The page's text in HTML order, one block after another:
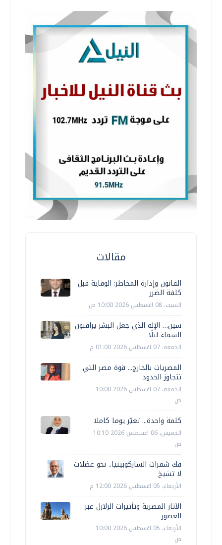
مقالات
القانون وإدارة المخاطر: الوقاية قبل
كلفة الضرر
السبت، 08 اغسطس 2026 10:00 ص
سين… الإله الذي جعل البشر يراقبون
السماء ليلًا
الجمعة، 07 اغسطس 2026 01:00 م
المصريات بالخارج... قوة مصر التي
تتجاوز الحدود
الجمعة، 07 اغسطس 2026 10:00
ص
كلمة واحدة... تغيّر يوما كاملا
الخميس، 06 اغسطس 2026 10:10
ص
فك شفرات الساركوبينيا.. نحو عضلات
لا تشيخ
الأربعاء، 05 اغسطس 2026 12:00 م
الآثار المصرية وتأثيرات الزلازل عبر
العصور
الأربعاء، 05 اغسطس 2026 10:00
ص